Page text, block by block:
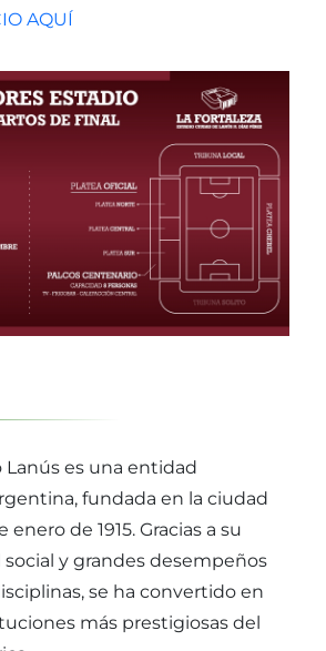
AQUÍ
Lanús es una entidad
fundada en la ciudad
enero de 1915. Gracias a su
y grandes desempeños
se ha convertido en
más prestigiosas del